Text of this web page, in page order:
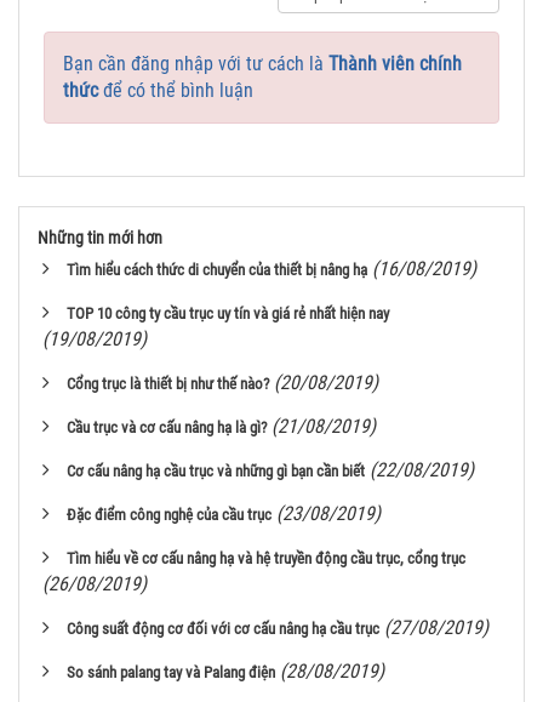
Bạn cần đăng nhập với tư cách là Thành viên chính
thứcđể có thể bình luận
Những tin mới hơn
Tìm hiểu cách thức di chuyển của thiết bị nâng hạ (16/08/2019)
TOP 10 công ty cầu trục uy tín và giá rẻ nhất hiện nay
(19/08/2019)
Cổng trục là thiết bị như thế nào? (20/08/2019)
Cầu trục và cơ cấu nâng hạ là gì? (21/08/2019)
Cơ cấu nâng hạ cầu trục và những gì bạn cần biết (22/08/2019)
Đặc điểm công nghệ của cầu trục (23/08/2019)
Tìm hiểu về cơ cấu nâng hạ và hệ truyền động cầu trục, cổng trục
(26/08/2019)
Công suất động cơ đối với cơ cấu nâng hạ cầu trục (27/08/2019)
So sánh palang tay và Palang điện (28/08/2019)